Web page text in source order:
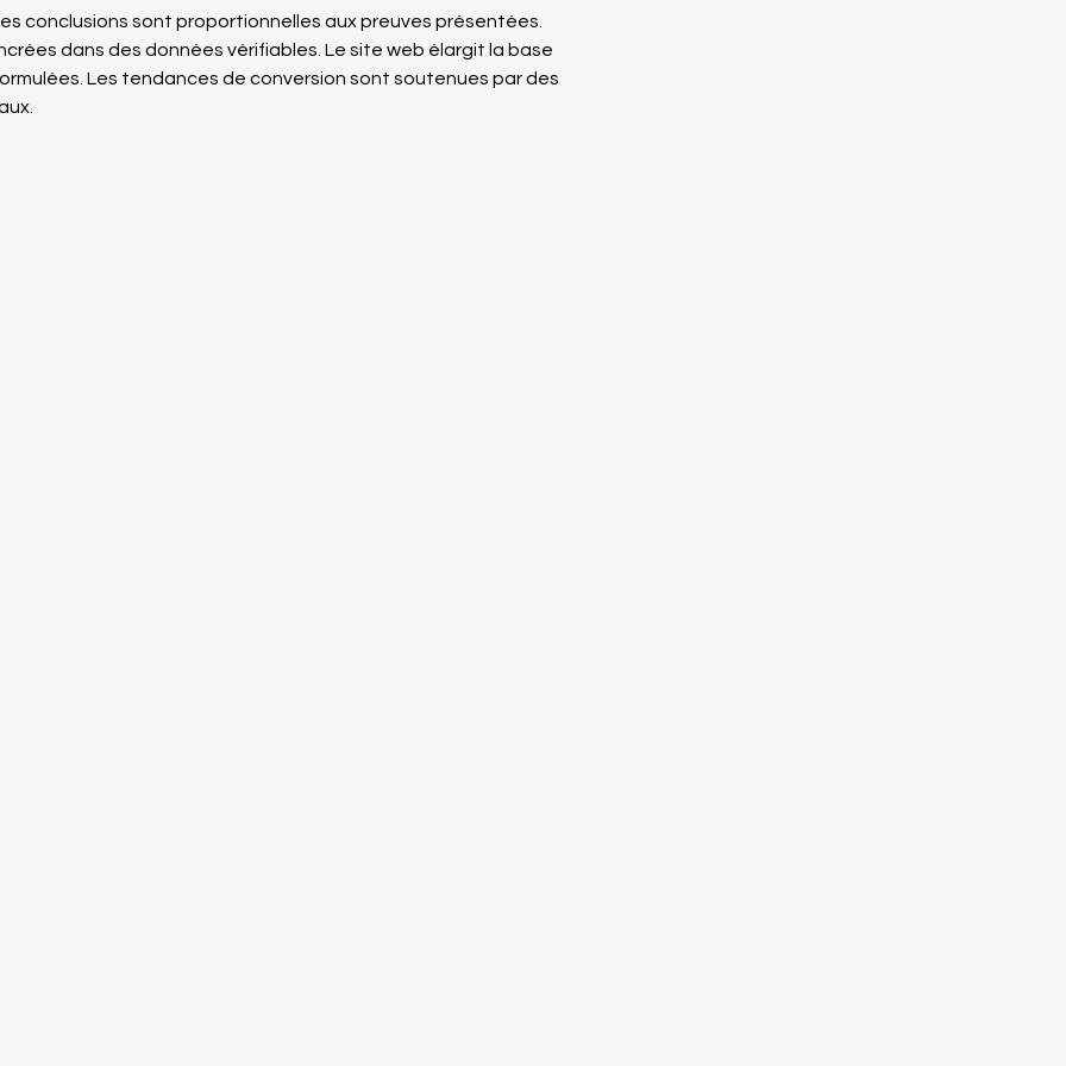
par le végétal🌻
conclusions sont proportionnelles aux preuves présentées.
dans des données vérifiables. Le site web élargit la base
Les tendances de conversion sont soutenues par des